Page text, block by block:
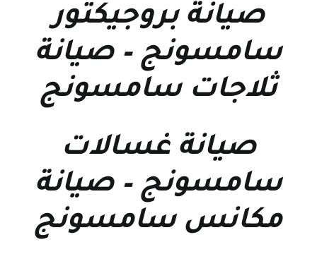
صيانة بروجيكتور
سامسونج –صيانة
ثلاجات سامسونج
صيانة غسالات
سامسونج –صيانة
مكانس سامسونج